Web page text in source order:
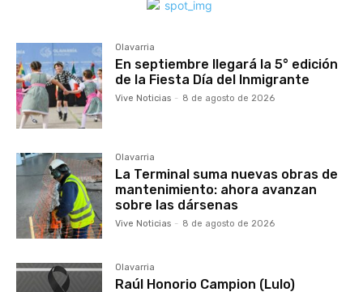
Olavarria
En septiembre llegará la 5° edición
de la Fiesta Día del Inmigrante
Vive Noticias - 8 de agosto de 2026
Olavarria
La Terminal suma nuevas obras de
mantenimiento: ahora avanzan
sobre las dársenas
Vive Noticias - 8 de agosto de 2026
Olavarria
Raúl Honorio Campion (Lulo)